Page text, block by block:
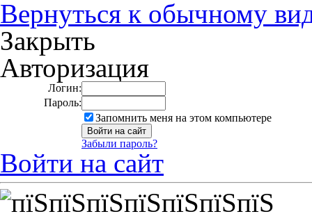
Вернуться к обычному
Закрыть
Авторизация
Логин:
Пароль:
Запомнить меня на этом компьютере
Забыли пароль?
Войти на сайт